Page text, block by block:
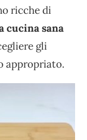
ricche di
cucina sana
gli
appropriato.